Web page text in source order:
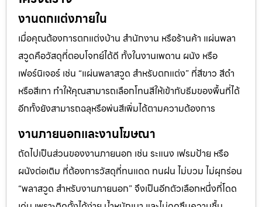
งานตกแต่งภายใน
เมื่อคุณต้องการตกแต่งบ้าน สำนักงาน หรือร้านค้า แผ่นพลา
สวูดคือวัสดุที่ตอบโจทย์ได้ดี ทั้งในงานเพดาน ผนัง หรือ
เฟอร์นิเจอร์ เช่น “แผ่นพลาสวูด สำหรับตกแต่ง” ที่สีขาว สีดำ
หรือสีเทา ทำให้คุณสามารถเลือกโทนสีให้เข้ากับธีมของพื้นที่ได้
อีกทั้งยังสามารถฉลุหรือพ่นสีเพิ่มได้ตามความต้องการ
งานภายนอกและงานโฆษณา
ถัดไปเป็นส่วนของงานภายนอก เช่น ระแนง เฟรมป้าย หรือ
ผนังต่อเติม ที่ต้องการวัสดุที่ทนแดด ทนฝน ไม่บวม ไม่ผุกร่อน
“พลาสวูด สำหรับงานภายนอก” จึงเป็นอีกตัวเลือกหนึ่งที่โดด